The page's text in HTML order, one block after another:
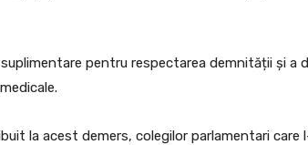
pentru respectarea demnității și a
la acest demers, colegilor parlamentari care